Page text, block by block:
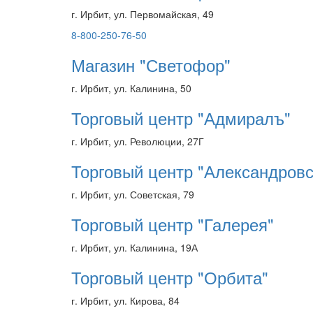
г. Ирбит, ул. Первомайская, 49
8-800-250-76-50
Магазин "Светофор"
г. Ирбит, ул. Калинина, 50
Торговый центр "Адмиралъ"
г. Ирбит, ул. Революции, 27Г
Торговый центр
г. Ирбит, ул. Советская, 79
Торговый центр "Галерея"
г. Ирбит, ул. Калинина, 19А
Торговый центр "Орбита"
г. Ирбит, ул. Кирова, 84